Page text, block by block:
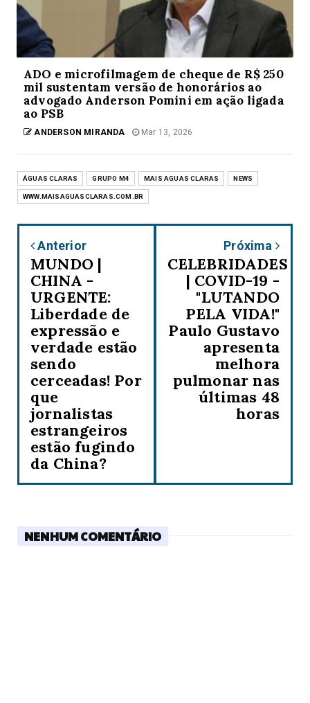
ADO e microfilmagem de cheque de R$ 250
mil sustentam versão de honorários ao
advogado Anderson Pomini em ação ligada
ao PSB
ANDERSON MIRANDA Mar 13, 2026
ÁGUAS CLARAS GRUPO M4 MAIS AGUAS CLARAS NEWS
WWW.MAISAGUASCLARAS.COM.BR
Anterior
MUNDO |
CHINA -
URGENTE:
Liberdade de
expressão e
verdade estão
sendo
cerceadas! Por
que
jornalistas
estrangeiros
estão fugindo
da China?
Próxima
CELEBRIDADES
| COVID-19 -
"LUTANDO
PELA VIDA!"
Paulo Gustavo
apresenta
melhora
pulmonar nas
últimas 48
horas
NENHUM COMENTÁRIO